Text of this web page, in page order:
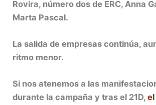
Rovira, número dos de ERC, Anna
Marta Pascal.
La salida de empresas continúa,
ritmo menor.
Si nos atenemos a las
durante la campaña y tras el 21D,